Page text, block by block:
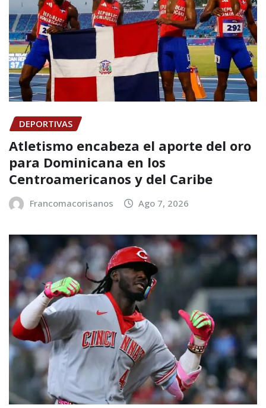
DEPORTIVAS
Atletismo encabeza el aporte del oro
para Dominicana en los
Centroamericanos y del Caribe
Francomacorisanos Ago 7, 2026